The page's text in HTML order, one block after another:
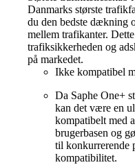
Danmarks største
du den bedste dækning
mellem trafikanter.
trafiksikkerheden og
på markedet.
Ikke kompatibel
Da Saphe One+
kan det være en
kompatibelt med
brugerbasen og
til konkurrerende
kompatibilitet.